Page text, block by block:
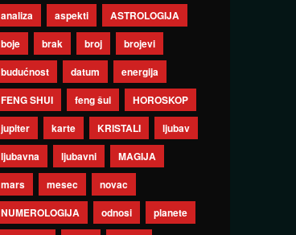
analiza aspekti
ASTROLOGIJA
boje
brak broj
brojevi
budućnost
datum
energija
FENG SHUI
feng šui
HOROSKOP
jupiter
karte KRISTALI
ljubav
ljubavna
ljubavni
MAGIJA
mars
mesec
novac
NUMEROLOGIJA
odnosi
planete